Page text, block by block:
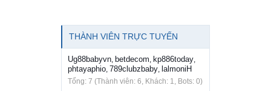
THÀNH VIÊN TRỰC TUYẾN
Ug88babyvn, betdecom, kp886today,
phtayaphio, 789clubzbaby, lalmoniH
Tổng: 7 (Thành viên: 6, Khách: 1, Bots: 0)